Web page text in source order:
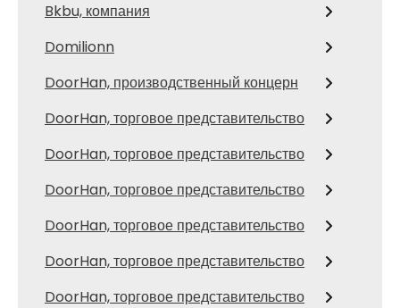
Bkbu, компания
Domilionn
DoorHan, производственный концерн
DoorHan, торговое представительство
DoorHan, торговое представительство
DoorHan, торговое представительство
DoorHan, торговое представительство
DoorHan, торговое представительство
DoorHan, торговое представительство